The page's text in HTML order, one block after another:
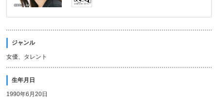
ジャンル
女優、タレント
生年月日
1990年6月20日